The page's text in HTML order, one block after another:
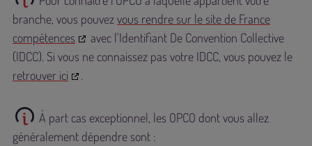
branche, vous pouvez vous rendre sur le site de France
compétences
avec l’Identifiant De Convention Collective
(IDCC). Si vous ne connaissez pas votre IDCC, vous pouvez le
retrouver ici
.
À part cas exceptionnel, les OPCO dont vous allez
généralement dépendre sont :